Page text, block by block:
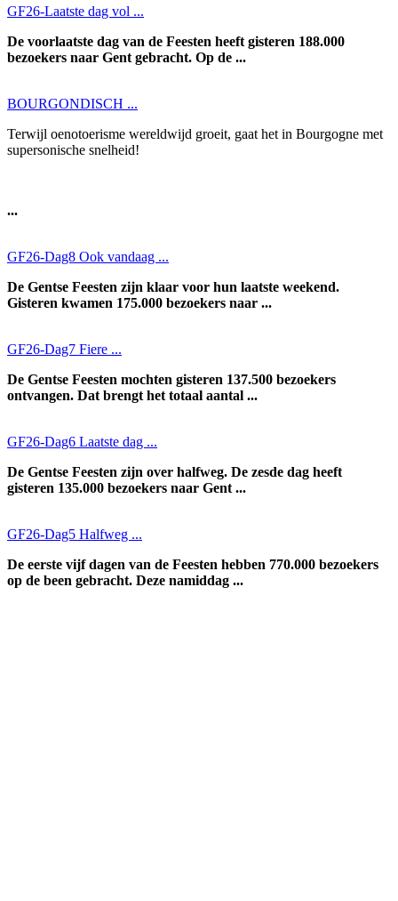
GF26-Laatste dag vol ...
De voorlaatste dag van de Feesten heeft gisteren 188.000
bezoekers naar Gent gebracht. Op de ...
BOURGONDISCH ...
Terwijl oenotoerisme wereldwijd groeit, gaat het in Bourgogne met
supersonische snelheid!
...
GF26-Dag8 Ook vandaag ...
De Gentse Feesten zijn klaar voor hun laatste weekend.
Gisteren kwamen 175.000 bezoekers naar ...
GF26-Dag7 Fiere ...
De Gentse Feesten mochten gisteren 137.500 bezoekers
ontvangen. Dat brengt het totaal aantal ...
GF26-Dag6 Laatste dag ...
De Gentse Feesten zijn over halfweg. De zesde dag heeft
gisteren 135.000 bezoekers naar Gent ...
GF26-Dag5 Halfweg ...
De eerste vijf dagen van de Feesten hebben 770.000 bezoekers
op de been gebracht. Deze namiddag ...